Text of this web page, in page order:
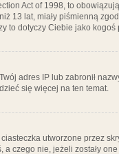
Act of 1998, to
13 lat, miały piśmienną
to dotyczy Ciebie jako
adres IP lub zabronił
się więcej na ten temat.
ciasteczka utworzone przez
a czego nie, jeżeli zostały